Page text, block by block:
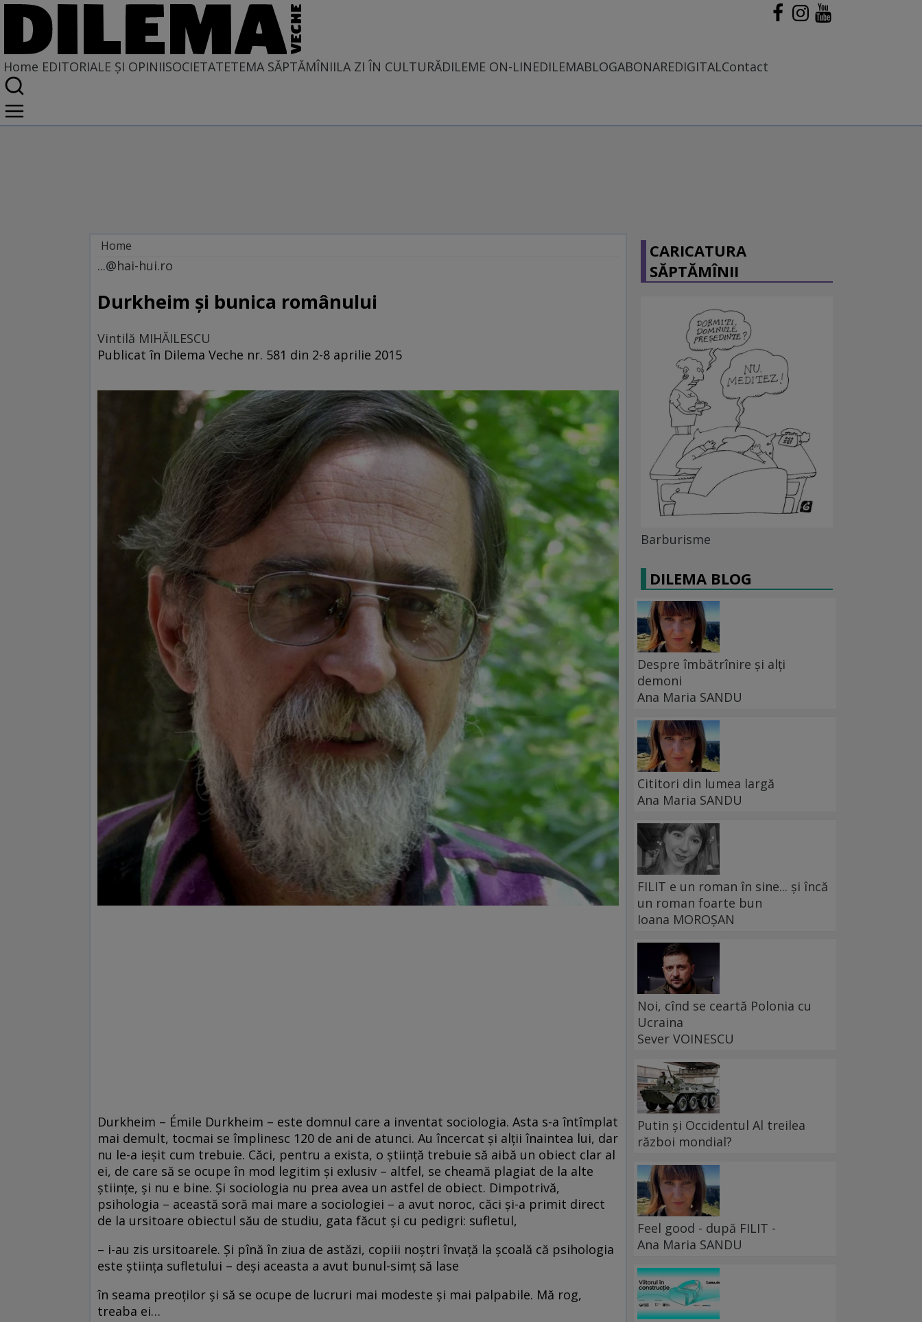
Home EDITORIALE ȘI OPINIISOCIETATETEMA SĂPTĂMÎNIILA ZI ÎN CULTURĂDILEME ON-LINEDILEMABLOGABONAREDIGITALContact
Home
EDITORIALE ȘI OPINII
SITUAȚIUNEA
...@hai-hui.ro
Durkheim şi bunica românului
Vintilă MIHĂILESCU
Publicat în Dilema Veche nr. 581 din 2-8 aprilie 2015
Durkheim – Émile Durkheim – este domnul care a inventat sociologia. Asta s-a întîmplat
mai demult, tocmai se împlinesc 120 de ani de atunci. Au încercat şi alţii înaintea lui, dar
nu le-a ieşit cum trebuie. Căci, pentru a exista, o ştiinţă trebuie să aibă un obiect clar al
ei, de care să se ocupe în mod legitim şi exlusiv – altfel, se cheamă plagiat de la alte
ştiinţe, şi nu e bine. Şi sociologia nu prea avea un astfel de obiect. Dimpotrivă,
psihologia – această soră mai mare a sociologiei – a avut noroc, căci şi-a primit direct
de la ursitoare obiectul său de studiu, gata făcut şi cu pedigri: sufletul,
– i-au zis ursitoarele. Şi pînă în ziua de astăzi, copiii noştri învaţă la şcoală că psihologia
este ştiinţa sufletului – deşi aceasta a avut bunul-simţ să lase
în seama preoţilor şi să se ocupe de lucruri mai modeste şi mai palpabile. Mă rog,
treaba ei…
CARICATURA
SĂPTĂMÎNII
Barburisme
DILEMA BLOG
Despre îmbătrînire și alți
demoni
Ana Maria SANDU
Cititori din lumea largă
Ana Maria SANDU
FILIT e un roman în sine... și încă
un roman foarte bun
Ioana MOROȘAN
Noi, cînd se ceartă Polonia cu
Ucraina
Sever VOINESCU
Putin și Occidentul Al treilea
război mondial?
Feel good - după FILIT -
Ana Maria SANDU